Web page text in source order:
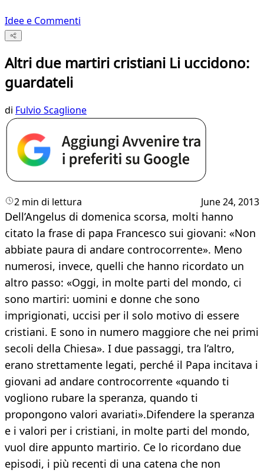
Idee e Commenti
Altri due martiri cristiani Li uccidono:
guardateli
di Fulvio Scaglione
2 min di lettura June 24, 2013
Dell’Angelus di domenica scorsa, molti hanno
citato la frase di papa Francesco sui giovani: «Non
abbiate paura di andare controcorrente». Meno
numerosi, invece, quelli che hanno ricordato un
altro passo: «Oggi, in molte parti del mondo, ci
sono martiri: uomini e donne che sono
imprigionati, uccisi per il solo motivo di essere
cristiani. E sono in numero maggiore che nei primi
secoli della Chiesa». I due passaggi, tra l’altro,
erano strettamente legati, perché il Papa incitava i
giovani ad andare controcorrente «quando ti
vogliono rubare la speranza, quando ti
propongono valori avariati».Difendere la speranza
e i valori per i cristiani, in molte parti del mondo,
vuol dire appunto martirio. Ce lo ricordano due
episodi, i più recenti di una catena che non